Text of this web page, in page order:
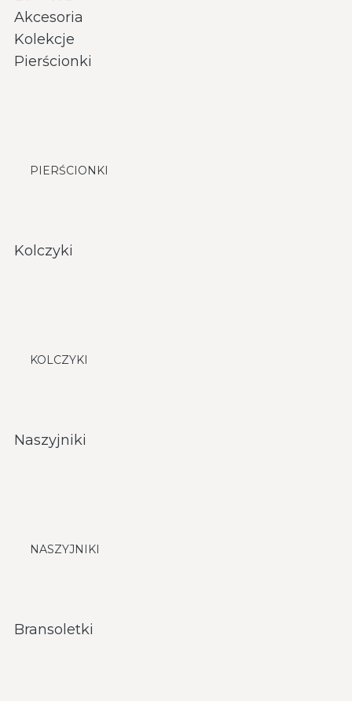
Akcesoria
Kolekcje
Pierścionki
PIERŚCIONKI
Kolczyki
KOLCZYKI
Naszyjniki
NASZYJNIKI
Bransoletki